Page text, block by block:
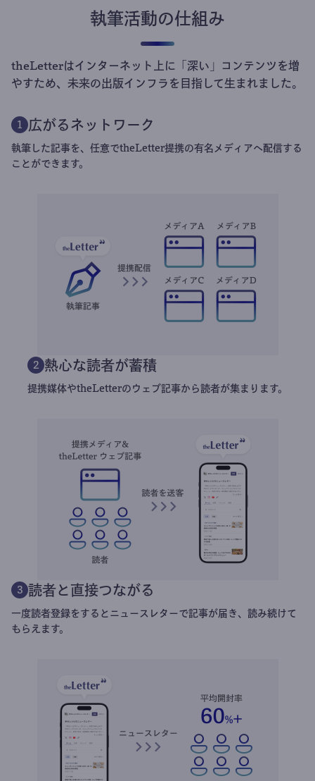
執筆活動の仕組み
theLetterはインターネット上に「深い」コンテンツを増
やすため、未来の出版インフラを目指して生まれました。
1 広がるネットワーク
執筆した記事を、任意でtheLetter提携の有名メディアへ配信する
ことができます。
2 熱心な読者が蓄積
提携媒体やtheLetterのウェブ記事から読者が集まります。
3 読者と直接つながる
一度読者登録をするとニュースレターで記事が届き、読み続けて
もらえます。